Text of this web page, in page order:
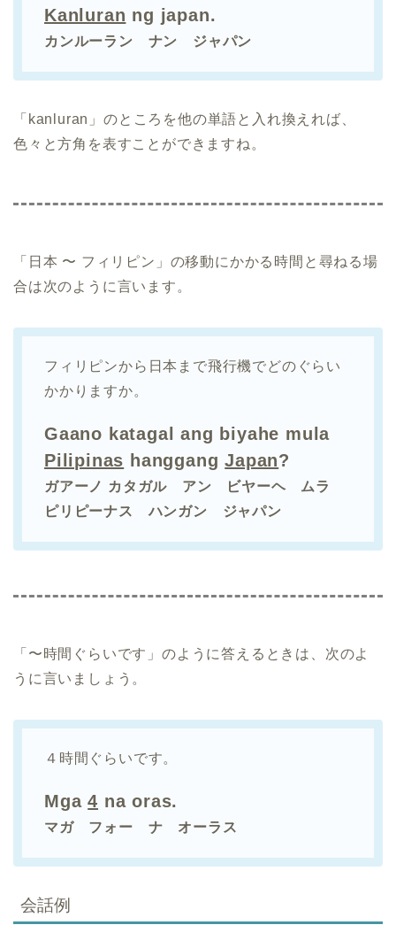
Kanluran ng japan.
カンルーラン ナン ジャパン
「kanluran」のところを他の単語と入れ換えれば、
色々と方角を表すことができますね。
「日本 〜 フィリピン」の移動にかかる時間と尋ねる場
合は次のように言います。
フィリピンから日本まで飛行機でどのぐらい
かかりますか。
Gaano katagal ang biyahe mula
Pilipinas hanggangJapan?
ガアーノ カタガル アン ビヤーヘ ムラ
ピリピーナス ハンガン ジャパン
「〜時間ぐらいです」のように答えるときは、次のよ
うに言いましょう。
４時間ぐらいです。
Mga4 na oras.
マガ フォー ナ オーラス
会話例